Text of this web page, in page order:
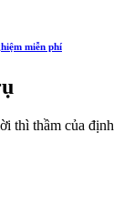
miễn phí
thì thầm của định